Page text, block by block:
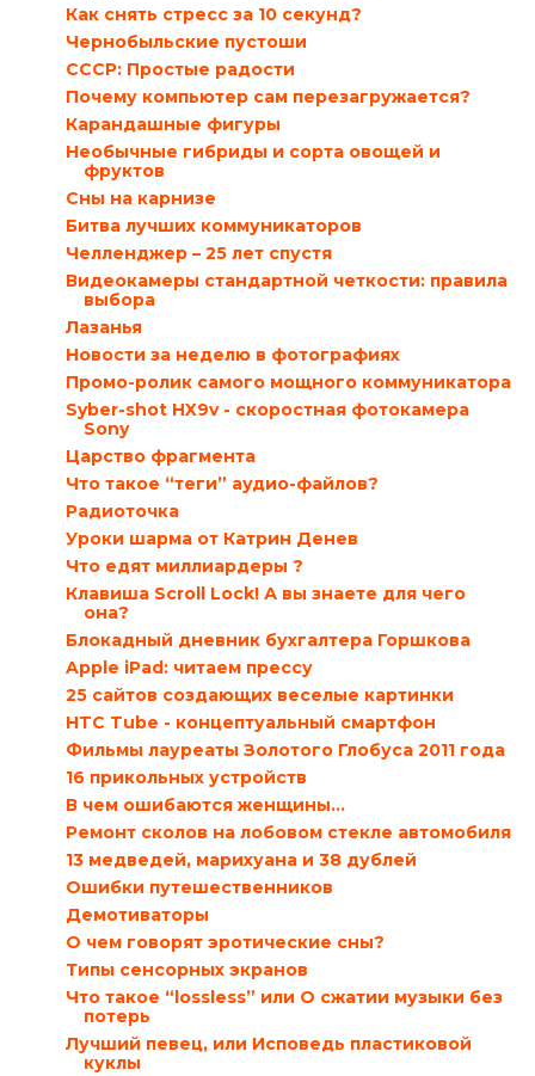
Как снять стресс за 10 секунд?
Чернобыльские пустоши
СССР: Простые радости
Почему компьютер сам перезагружается?
Карандашные фигуры
Необычные гибриды и сорта овощей и
фруктов
Сны на карнизе
Битва лучших коммуникаторов
Челленджер – 25 лет спустя
Видеокамеры стандартной четкости: правила
выбора
Лазанья
Новости за неделю в фотографиях
Промо-ролик самого мощного коммуникатора
Syber-shot HX9v - скоростная фотокамера
Sony
Царство фрагмента
Что такое “теги” аудио-файлов?
Радиоточка
Уроки шарма от Катрин Денев
Что едят миллиардеры ?
Клавиша Scroll Lock! А вы знаете для чего
она?
Блокадный дневник бухгалтера Горшкова
Apple iPad: читаем прессу
25 сайтов создающих веселые картинки
HTC Tube - концептуальный смартфон
Фильмы лауреаты Золотого Глобуса 2011 года
16 прикольных устройств
В чем ошибаются женщины…
Ремонт сколов на лобовом стекле автомобиля
13 медведей, марихуана и 38 дублей
Ошибки путешественников
Демотиваторы
О чем говорят эротические сны?
Типы сенсорных экранов
Что такое “lossless” или О сжатии музыки без
потерь
Лучший певец, или Исповедь пластиковой
куклы